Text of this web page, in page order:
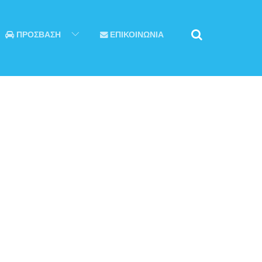
ΠΡΟΣΒΑΣΗ ΕΠΙΚΟΙΝΩΝΙΑ